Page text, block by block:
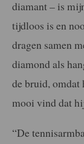
diamant – is
tijdloos is en
dragen samen
diamond als
de bruid,
mooi vind dat
“De